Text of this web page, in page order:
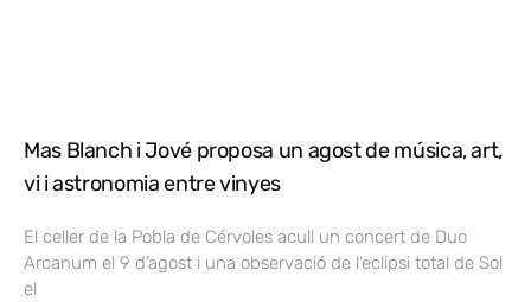
Mas Blanch i Jové proposa un agost de música, art,
vi i astronomia entre vinyes
El celler de la Pobla de Cérvoles acull un concert de Duo
Arcanum el 9 d’agost i una observació de l’eclipsi total de Sol
el